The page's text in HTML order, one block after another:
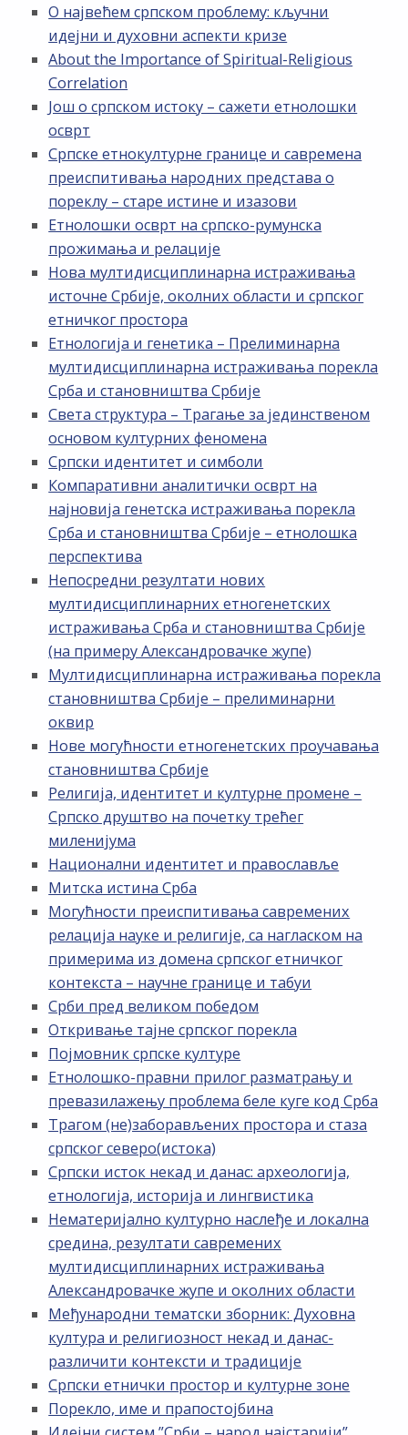
О највећем српском проблему: кључни
идејни и духовни аспекти кризе
About the Importance of Spiritual-Religious
Correlation
Још о српском истоку – сажети етнолошки
осврт
Српске етнокултурне границе и савремена
преиспитивања народних представа о
пореклу – старе истине и изазови
Етнолошки осврт на српско-румунска
прожимања и релације
Нова мултидисциплинарна истраживања
источне Србије, околних области и српског
етничког простора
Етнологија и генетика – Прелиминарна
мултидисциплинарна истраживања порекла
Срба и становништва Србије
Света структура – Трагање за јединственом
основом културних феномена
Српски идентитет и симболи
Компаративни аналитички осврт на
најновија генетска истраживања порекла
Срба и становништва Србије – етнолошка
перспектива
Непосредни резултати нових
мултидисциплинарних етногенетских
истраживања Срба и становништва Србије
(на примеру Александровачке жупе)
Мултидисциплинарна истраживања порекла
становништва Србије – прелиминарни
оквир
Нове могућности етногенетских проучавања
становништва Србије
Религија, идентитет и културне промене –
Српско друштво на почетку трећег
миленијума
Национални идентитет и православље
Митска истина Срба
Могућности преиспитивања савремених
релација науке и религије, са нагласком на
примерима из домена српског етничког
контекста – научне границе и табуи
Срби пред великом победом
Откривање тајне српског порекла
Појмовник српске културе
Етнолошко-правни прилог разматрању и
превазилажењу проблема беле куге код Срба
Трагом (не)заборављених простора и стаза
српског северо(истока)
Српски исток некад и данас: археологија,
етнологија, историја и лингвистика
Нематеријално културно наслеђе и локална
средина, резултати савремених
мултидисциплинарних истраживања
Александровачке жупе и околних области
Међународни тематски зборник: Духовна
култура и религиозност некад и данас-
различити контексти и традиције
Српски етнички простор и културне зоне
Порекло, име и прапостојбина